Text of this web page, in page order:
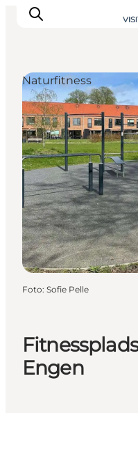
Oplev Odense
Det sker i
Planlæg din tur
Inspiration
Engen
Naturfitness
Foto: Sofie Pelle